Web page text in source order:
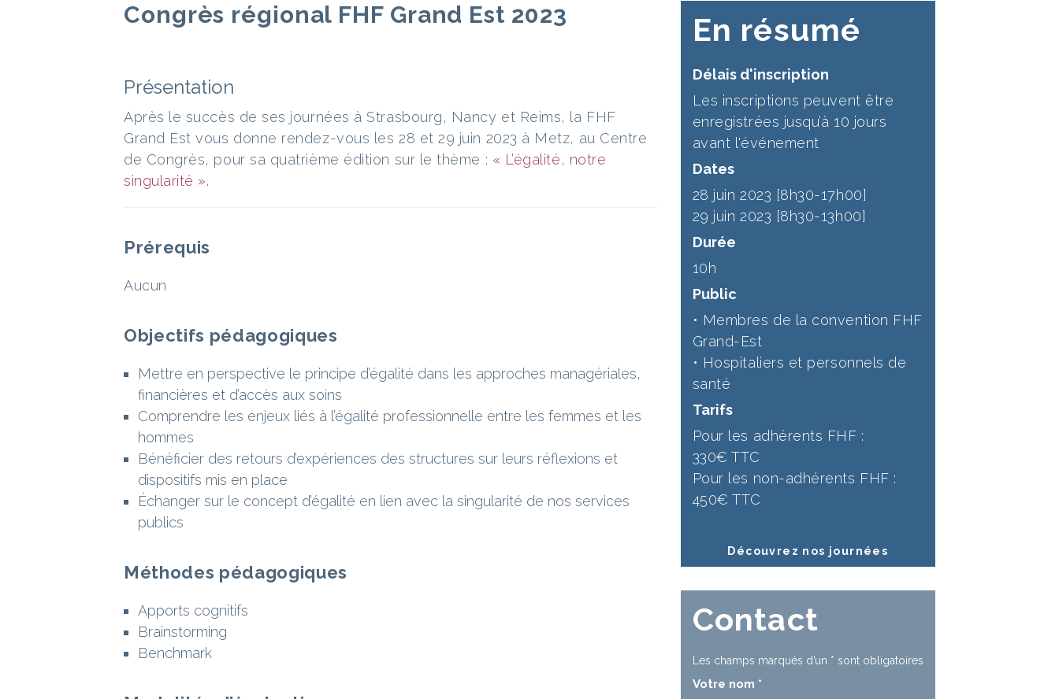
Congrès régional FHF Grand Est 2023
Présentation
Après le succès de ses journées à Strasbourg, Nancy et Reims, la FHF
Grand Est vous donne rendez-vous les 28 et 29 juin 2023 à Metz, au Centre
de Congrès, pour sa quatrième édition sur le thème : « L’égalité, notre
singularité ».
Prérequis
Aucun
Objectifs pédagogiques
Mettre en perspective le principe d’égalité dans les approches managériales,
financières et d’accès aux soins
Comprendre les enjeux liés à l’égalité professionnelle entre les femmes et les
hommes
Bénéficier des retours d’expériences des structures sur leurs réflexions et
dispositifs mis en place
Échanger sur le concept d’égalité en lien avec la singularité de nos services
publics
Méthodes pédagogiques
Apports cognitifs
Brainstorming
Benchmark
En résumé
Délais d'inscription
Les inscriptions peuvent être
enregistrées jusqu’à 10 jours
avant l'événement
Dates
28 juin 2023 [8h30-17h00]
29 juin 2023 [8h30-13h00]
Durée
10h
Public
• Membres de la convention FHF
Grand-Est
• Hospitaliers et personnels de
santé
Tarifs
Pour les adhérents FHF :
330€ TTC
Pour les non-adhérents FHF :
450€ TTC
Découvrez nos journées
Contact
Les champs marqués d’un * sont obligatoires
Votre nom *